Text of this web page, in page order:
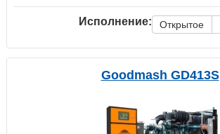
Исполнение: Открытое
Goodmash GD413S